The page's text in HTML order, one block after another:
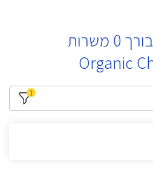
0 משרות
Organic
1